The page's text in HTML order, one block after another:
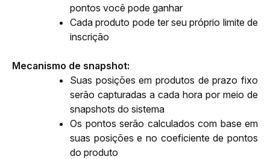
pontos você pode ganhar
Cada produto pode ter seu próprio limite de
inscrição
Mecanismo de snapshot:
Suas posições em produtos de prazo fixo
serão capturadas a cada hora por meio de
snapshots do sistema
Os pontos serão calculados com base em
suas posições e no coeficiente de pontos
do produto